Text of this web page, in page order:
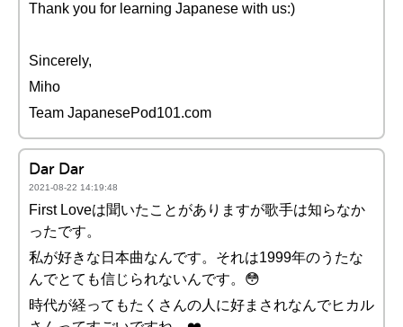
Thank you for learning Japanese with us:)
Sincerely,
Miho
Team JapanesePod101.com
Dar Dar
2021-08-22 14:19:48
First Loveは聞いたことがありますが歌手は知らなか
ったです。
私が好きな日本曲なんです。それは1999年のうたな
んでとても信じられないんです。😳
時代が経ってもたくさんの人に好まされなんでヒカル